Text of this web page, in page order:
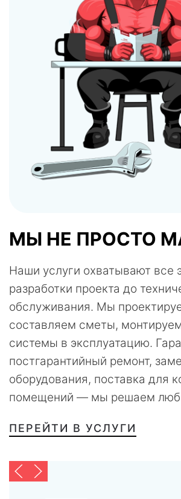
МЫ НЕ ПРОСТО
Наши услуги охватывают все
разработки проекта до
обслуживания. Мы
составляем сметы,
системы в эксплуатацию.
постгарантийный ремонт,
оборудования, поставка для
помещений — мы решаем
ПЕРЕЙТИ В УСЛУГИ